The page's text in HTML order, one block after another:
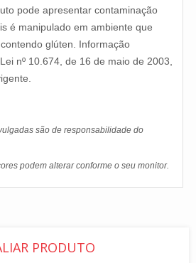
pode apresentar contaminação
é manipulado em ambiente que
glúten. Informação
nº 10.674, de 16 de maio de 2003,
são de responsabilidade do
podem alterar conforme o seu monitor.
PRODUTO